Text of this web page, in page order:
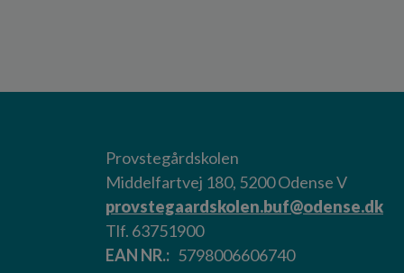
Provstegårdskolen
Middelfartvej 180, 5200 Odense V
provstegaardskolen.buf@odense.dk
Tlf. 63751900
EAN NR.
5798006606740